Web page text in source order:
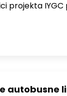
projekta IYGC
autobusne